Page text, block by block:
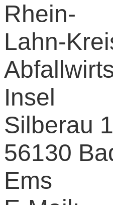
Rhein-
Lahn-
Insel
Silberau
56130
Ems